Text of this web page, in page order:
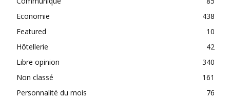
Economie
438
Featured
10
Hôtellerie
42
Libre opinion
340
Non classé
161
Personnalité du mois
76